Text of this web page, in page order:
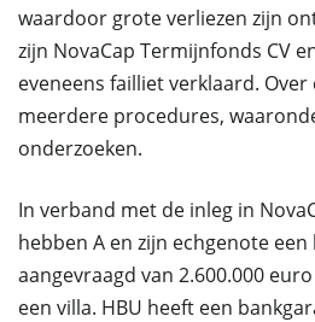
waardoor grote verliezen zijn
zijn NovaCap Termijnfonds CV
eveneens failliet verklaard.
meerdere procedures,
onderzoeken.
In verband met de inleg in
hebben A en zijn echgenote
aangevraagd van 2.600.000
een villa. HBU heeft een